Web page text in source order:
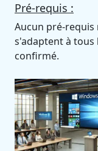
Pré-requis :
Aucun pré-requis
s'adaptent à tous
confirmé.